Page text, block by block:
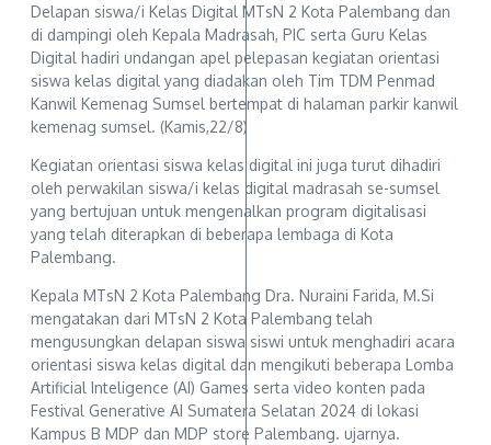
Delapan siswa/i Kelas Digital MTsN 2 Kota Palembang dan
di dampingi oleh Kepala Madrasah, PIC serta Guru Kelas
Digital hadiri undangan apel pelepasan kegiatan orientasi
siswa kelas digital yang diadakan oleh Tim TDM Penmad
Kanwil Kemenag Sumsel bertempat di halaman parkir kanwil
kemenag sumsel. (Kamis,22/8)
Kegiatan orientasi siswa kelas digital ini juga turut dihadiri
oleh perwakilan siswa/i kelas digital madrasah se-sumsel
yang bertujuan untuk mengenalkan program digitalisasi
yang telah diterapkan di beberapa lembaga di Kota
Palembang.
Kepala MTsN 2 Kota Palembang Dra. Nuraini Farida, M.Si
mengatakan dari MTsN 2 Kota Palembang telah
mengusungkan delapan siswa siswi untuk menghadiri acara
orientasi siswa kelas digital dan mengikuti beberapa Lomba
Artificial Inteligence (AI) Games serta video konten pada
Festival Generative AI Sumatera Selatan 2024 di lokasi
Kampus B MDP dan MDP store Palembang. ujarnya.